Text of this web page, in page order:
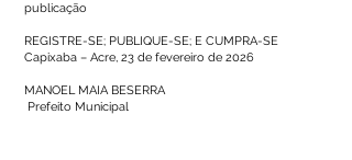
publicação
REGISTRE-SE; PUBLIQUE-SE; E CUMPRA-SE
Capixaba – Acre, 23 de fevereiro de 2026
MANOEL MAIA BESERRA
Prefeito Municipal